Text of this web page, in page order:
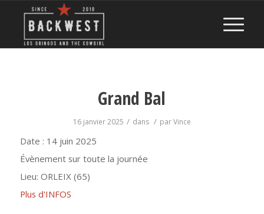
Grand Bal
16 janvier 2025 / dans / parVince
Date : 14 juin 2025
Évènement sur toute la journée
Lieu: ORLEIX (65)
Plus d'INFOS